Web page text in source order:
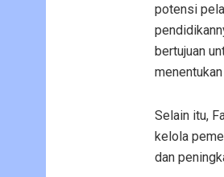
potensi
bertujuan
Selain itu,
kelola
dan